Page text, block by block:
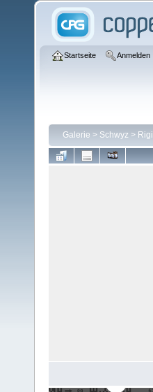
Startseite Anmelden
Galerie > Schwyz > Rigi